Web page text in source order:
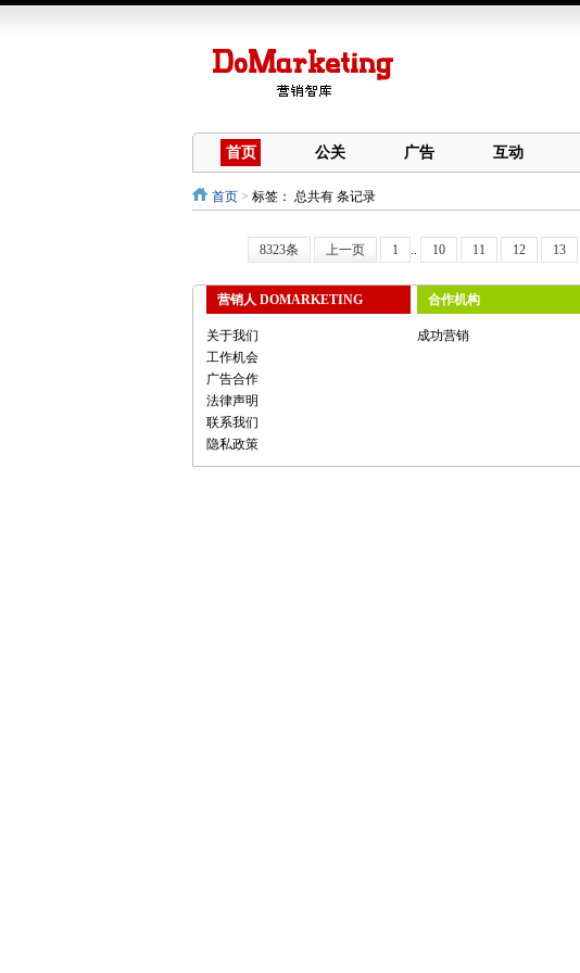
首页 公关 广告 互动
首页 > 标签： 总共有 条记录
8323条 上一页 1 .. 10 11 12 13
营销人 DOMARKETING
关于我们
工作机会
广告合作
法律声明
联系我们
隐私政策
合作机构
成功营销